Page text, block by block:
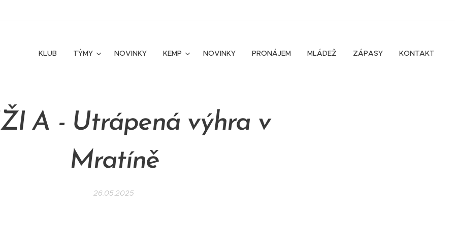
KLUB TÝMY NOVINKY KEMP NOVINKY PRONÁJEM MLÁDEŽ ZÁPASY KONTAKT
A - Utrápená výhra v
Mratíně
26.05.2025